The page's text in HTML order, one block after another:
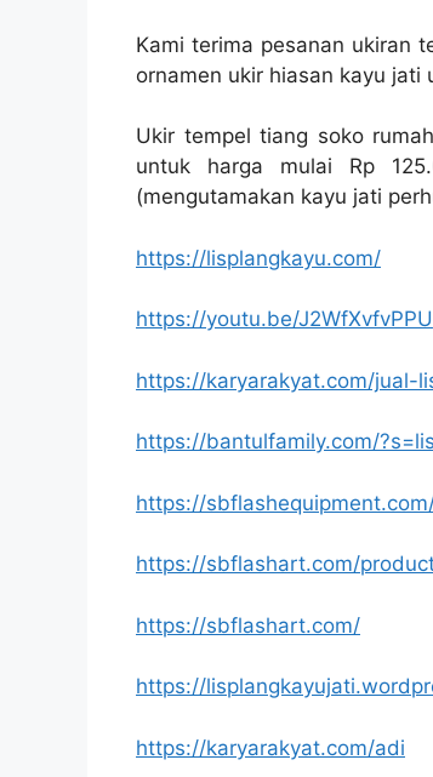
Kami terima pesanan ukiran
ornamen ukir hiasan kayu jati
Ukir tempel tiang soko
untuk harga mulai Rp
(mengutamakan kayu jati
https://lisplangkayu.com/
https://youtu.be/J2WfXvfvPPU
https://karyarakyat.com/jual-
https://bantulfamily.com/
https://
https://sbflashart.com/
https://sbflashart.com/
https://
https://karyarakyat.com/adi